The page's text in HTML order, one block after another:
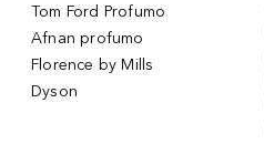
Tom Ford Profumo
Afnan profumo
Florence by Mills
Dyson